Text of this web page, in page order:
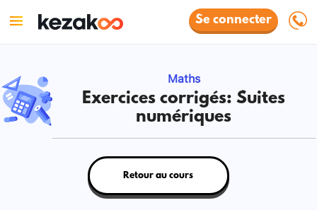
Se connecter
Maths
Exercices corrigés: Suites
numériques
Retour au cours